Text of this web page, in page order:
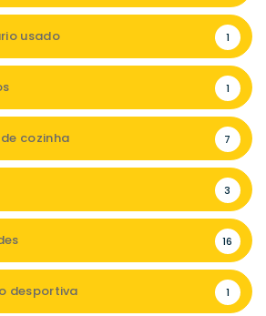
usado 1
1
cozinha 7
3
16
desportiva 1